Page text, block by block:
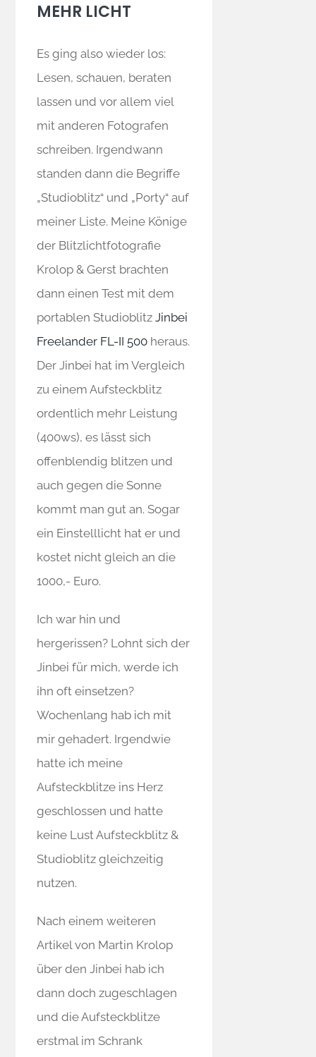
MEHR LICHT
Es ging also wieder los:
Lesen, schauen, beraten
lassen und vor allem viel
mit anderen Fotografen
schreiben. Irgendwann
standen dann die Begriffe
„Studioblitz“ und „Porty“ auf
meiner Liste. Meine Könige
der Blitzlichtfotografie
Krolop & Gerst brachten
dann einen Test mit dem
portablen StudioblitzJinbei
Freelander FL-II 500 heraus.
Der Jinbei hat im Vergleich
zu einem Aufsteckblitz
ordentlich mehr Leistung
(400ws), es lässt sich
offenblendig blitzen und
auch gegen die Sonne
kommt man gut an. Sogar
ein Einstelllicht hat er und
kostet nicht gleich an die
1000,- Euro.
Ich war hin und
hergerissen? Lohnt sich der
Jinbei für mich, werde ich
ihn oft einsetzen?
Wochenlang hab ich mit
mir gehadert. Irgendwie
hatte ich meine
Aufsteckblitze ins Herz
geschlossen und hatte
keine Lust Aufsteckblitz &
Studioblitz gleichzeitig
nutzen.
Nach einem weiteren
Artikel von Martin Krolop
über den Jinbei hab ich
dann doch zugeschlagen
und die Aufsteckblitze
erstmal im Schrank